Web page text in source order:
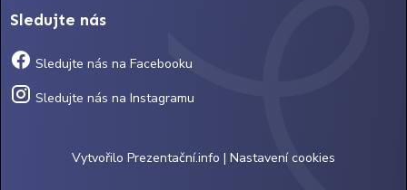
Sledujte nás
Sledujte nás na Facebooku
Sledujte nás na Instagramu
Vytvořilo Prezentační.info | Nastavení cookies